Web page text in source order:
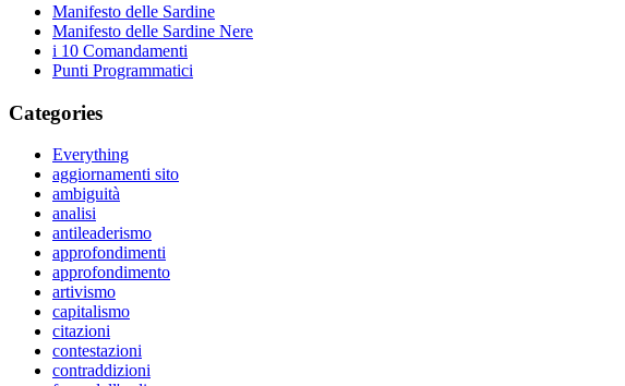
Manifesto delle Sardine
Manifesto delle Sardine Nere
i 10 Comandamenti
Punti Programmatici
Categories
Everything
aggiornamenti sito
ambiguità
analisi
antileaderismo
approfondimenti
approfondimento
artivismo
capitalismo
citazioni
contestazioni
contraddizioni